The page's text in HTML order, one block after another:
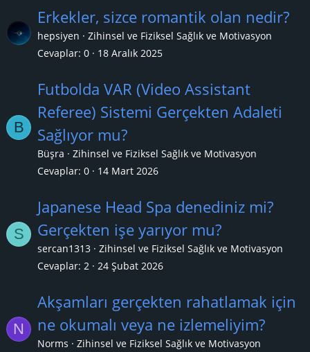
Erkekler, sizce romantik olan nedir?
hepsiyen
Zihinsel ve Fiziksel Sağlık ve Motivasyon
Cevaplar 0 18 Aralık 2025
B
Futbolda VAR (Video Assistant
Referee) Sistemi Gerçekten Adaleti
Sağlıyor mu?
Büşra
Zihinsel ve Fiziksel Sağlık ve Motivasyon
Cevaplar 0 14 Mart 2026
S
Japanese Head Spa denediniz mi?
Gerçekten işe yarıyor mu?
sercan1313
Zihinsel ve Fiziksel Sağlık ve Motivasyon
Cevaplar 2 24 Şubat 2026
N
Akşamları gerçekten rahatlamak için
ne okumalı veya ne izlemeliyim?
Norms Zihinsel ve Fiziksel Sağlık ve Motivasyon